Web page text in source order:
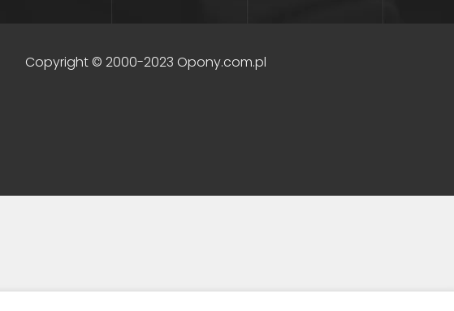
Copyright © 2000-2023 Opony.com.pl